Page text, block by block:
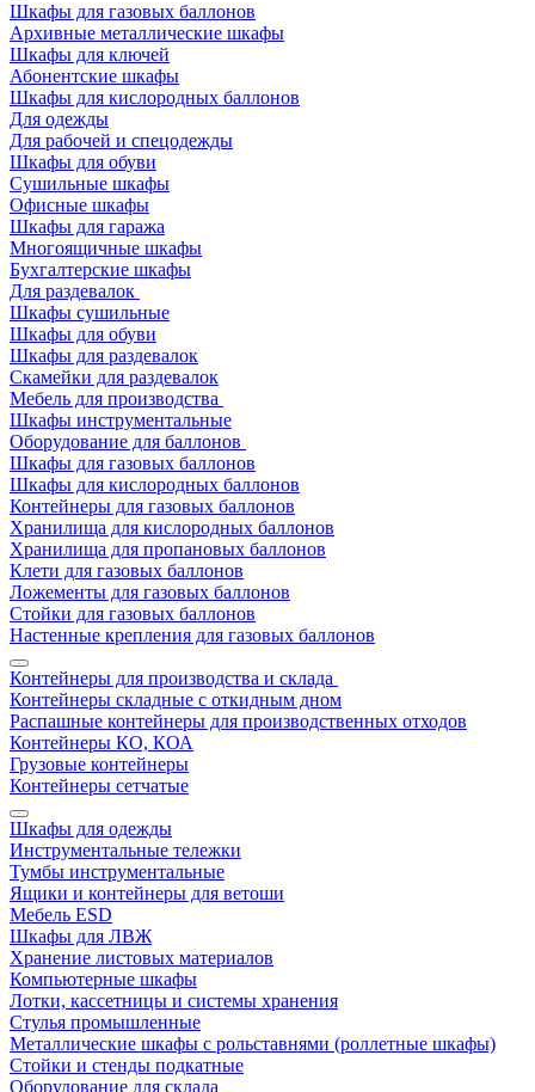
Шкафы для газовых баллонов
Архивные металлические шкафы
Шкафы для ключей
Абонентские шкафы
Шкафы для кислородных баллонов
Для одежды
Для рабочей и спецодежды
Шкафы для обуви
Сушильные шкафы
Офисные шкафы
Шкафы для гаража
Многоящичные шкафы
Бухгалтерские шкафы
Для раздевалок
Шкафы сушильные
Шкафы для обуви
Шкафы для раздевалок
Скамейки для раздевалок
Мебель для производства
Шкафы инструментальные
Оборудование для баллонов
Шкафы для газовых баллонов
Шкафы для кислородных баллонов
Контейнеры для газовых баллонов
Хранилища для кислородных баллонов
Хранилища для пропановых баллонов
Клети для газовых баллонов
Ложементы для газовых баллонов
Стойки для газовых баллонов
Настенные крепления для газовых баллонов
Контейнеры для производства и склада
Контейнеры складные с откидным дном
Распашные контейнеры для производственных отходов
Контейнеры КО, КОА
Грузовые контейнеры
Контейнеры сетчатые
Шкафы для одежды
Инструментальные тележки
Тумбы инструментальные
Ящики и контейнеры для ветоши
Мебель ESD
Шкафы для ЛВЖ
Хранение листовых материалов
Компьютерные шкафы
Лотки, кассетницы и системы хранения
Стулья промышленные
Металлические шкафы с рольставнями (роллетные шкафы)
Стойки и стенды подкатные
Оборудование для склада